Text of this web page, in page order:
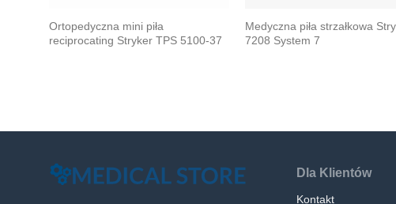
Ortopedyczna mini piła
reciprocating Stryker TPS 5100-37
Medyczna piła strzałkowa
7208 System 7
Dla Klientów
Kontakt